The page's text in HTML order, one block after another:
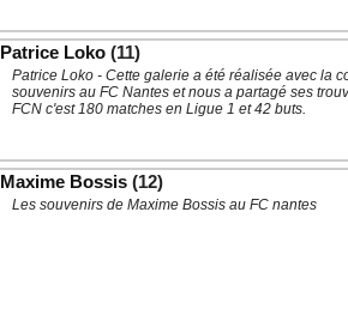
Patrice Loko (11)
Patrice Loko - Cette galerie a été réalisée avec la
souvenirs au FC Nantes et nous a partagé ses
FCN c'est 180 matches en Ligue 1 et 42 buts.
Maxime Bossis (12)
Les souvenirs de Maxime Bossis au FC nantes